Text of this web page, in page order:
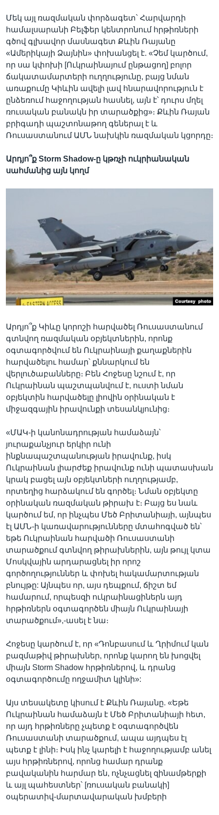
Մեկ այլ ռազմական փորձագետ՝ Հարվարդի
համալսարանի Բելֆեր կենտրոնում հրթիռների
գծով գլխավոր մասնագետ Քևին Ռայանը
«Ամերիկայի Ձայնին» փոխանցել է. «Չեմ կարծում,
որ սա կփոխի [Ուկրաինայում ընթացող] բոլոր
ճակատամարտերի ուղղությունը, բայց նման
առաքումը Կիևին ավելի լավ հնարավորություն է
ընձեռում հաջողության հասնել, այն է՝ դուրս մղել
ռուսական բանակն իր տարածքից»։ Քևին Ռայան
բրիգադի պաշտոնաթող գեներալ է և
Ռուսաստանում ԱՄՆ նախկին ռազմական կցորդը։
Արդյո՞ք Storm Shadow-ը կթռչի ուկրիանական
սահմանից այն կողմ
Արդյո՞ք Կիևը կորոշի հարվածել Ռուսաստանում
գտնվող ռազմական օբյեկտներին, որոնք
օգտագործվում են Ուկրաինայի քաղաքներին
հարվածելու համար՝ քննարկում են
վերլուծաբանները։ Բեն Հոջեսը նշում է, որ
Ուկրաինան պաշտպանվում է, ուստի նման
օբյեկտին հարվածելը լիովին օրինական է
միջազգային իրավունքի տեսանկյունից։
«ՄԱԿ-ի կանոնադրության համաձայն՝
յուրաքանչյուր երկիր ունի
ինքնապաշտպանության իրավունք, իսկ
Ուկրաինան լիարժեք իրավունք ունի պատասխան
կրակ բացել այն օբյեկտների ուղղությամբ,
որտեղից հարձակում են գործել։ Նման օբյեկտը
օրինական ռազմական թիրախ է։ Բայց ես նաև
կարծում եմ, որ ինչպես Մեծ Բրիտանիայի, այնպես
էլ ԱՄՆ-ի կառավարությունները մտահոգված են՝
եթե Ուկրաինան հարվածի Ռուսաստանի
տարածքում գտնվող թիրախներին, այն թույլ կտա
Մոսկվային արդարացնել իր որոշ
գործողություններ և փոխել հակամարտության
բնույթը: Այնպես որ, այս դեպքում, ճիշտ եմ
համարում, որպեսզի ուկրաինացիներն այդ
հրթիռներն օգտագործեն միայն Ուկրաինայի
տարածքում»,-ասել է նա։
Հոջեսը կարծում է, որ «Դոնբասում և Ղրիմում կան
բազմաթիվ թիրախներ, որոնք կարող են խոցվել
միայն Storm Shadow հրթիռներով, և դրանց
օգտագործումը ողջամիտ կլինի»:
Այս տեսակետը կիսում է Քևին Ռայանը. «Եթե
Ուկրաինան համաձայն է Մեծ Բրիտանիայի հետ,
որ այդ հրթիռները չպետք է օգտագործվեն
Ռուսաստանի տարածքում, ապա այդպես էլ
պետք է լինի։ Իսկ ինչ կարելի է հաջողությամբ անել
այս հրթիռներով, որոնց համար դրանք
բավականին հարմար են, ոչնչացնել զինամթերքի
և այլ պահեստներ՝ [ռուսական բանակի]
օպերատիվ-մարտավարական խմբերի